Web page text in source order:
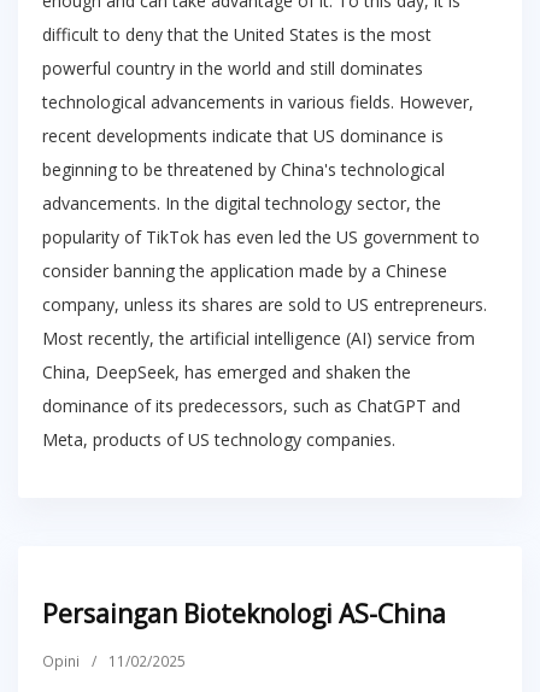
difficult to deny that the United States is the most
powerful country in the world and still dominates
technological advancements in various fields. However,
recent developments indicate that US dominance is
beginning to be threatened by China's technological
advancements. In the digital technology sector, the
popularity of TikTok has even led the US government to
consider banning the application made by a Chinese
company, unless its shares are sold to US entrepreneurs.
Most recently, the artificial intelligence (AI) service from
China, DeepSeek, has emerged and shaken the
dominance of its predecessors, such as ChatGPT and
Meta, products of US technology companies.
Persaingan Bioteknologi AS-China
Opini / 11/02/2025